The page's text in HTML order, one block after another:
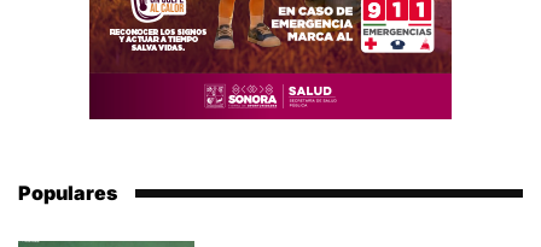
Populares